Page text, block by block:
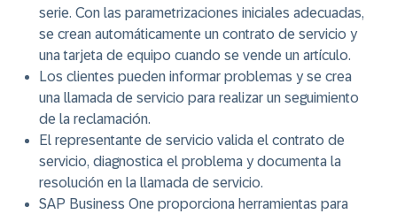
serie. Con las parametrizaciones iniciales adecuadas,
se crean automáticamente un contrato de servicio y
una tarjeta de equipo cuando se vende un artículo.
Los clientes pueden informar problemas y se crea
una llamada de servicio para realizar un seguimiento
de la reclamación.
El representante de servicio valida el contrato de
servicio, diagnostica el problema y documenta la
resolución en la llamada de servicio.
SAP Business One proporciona herramientas para